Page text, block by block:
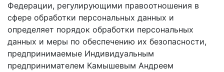
Федерации, регулирующими правоотношения в
сфере обработки персональных данных и
определяет порядок обработки персональных
данных и меры по обеспечению их безопасности,
предпринимаемые Индивидуальным
предпринимателем Камышевым Андреем